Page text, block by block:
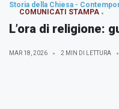
Storia della Chiesa -
COMUNICATI STAMPA
L’ora di religione:
MAR 18, 2026 2 MIN DI LETTURA